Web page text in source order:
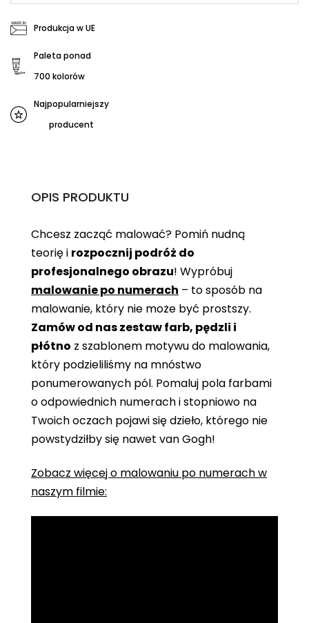
Produkcja w UE
Paleta ponad
700 kolorów
Najpopularniejszy
producent
OPIS PRODUKTU
Chcesz zacząć malować? Pomiń nudną
teorię i rozpocznij podróż do
profesjonalnego obrazu! Wypróbuj
malowanie po numerach – to sposób na
malowanie, który nie może być prostszy.
Zamów od nas zestaw farb, pędzli i
płótno z szablonem motywu do malowania,
który podzieliliśmy na mnóstwo
ponumerowanych pól. Pomaluj pola farbami
o odpowiednich numerach i stopniowo na
Twoich oczach pojawi się dzieło, którego nie
powstydziłby się nawet van Gogh!
Zobacz więcej o malowaniu po numerach w
naszym filmie: